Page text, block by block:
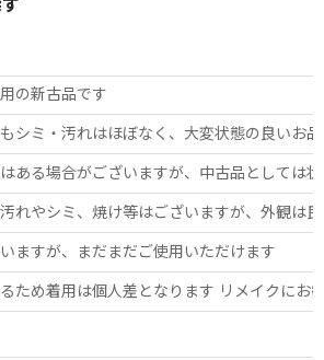
の新古品です
シミ・汚れはほぼなく、大変状態の良いお
ある場合がございますが、中古品としては
れやシミ、焼け等はございますが、外観は
ますが、まだまだご使用いただけます
ため着用は個人差となります リメイクにお